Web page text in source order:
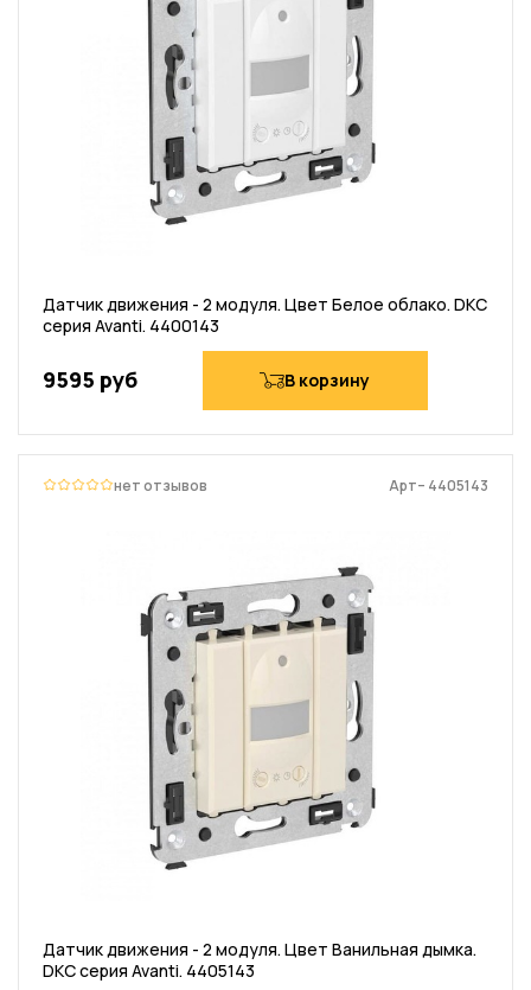
Датчик движения - 2 модуля. Цвет Белое облако. DKC
серия Avanti. 4400143
9595 руб В корзину
нет отзывов Арт– 4405143
Датчик движения - 2 модуля. Цвет Ванильная дымка.
DKC серия Avanti. 4405143